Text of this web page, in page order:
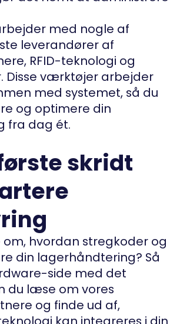
med nogle af
leverandører af
RFID-teknologi og
Disse værktøjer arbejder
med systemet, så du
og optimere din
fra dag ét.
skridt
om, hvordan stregkoder og
din lagerhåndtering? Så
side med det
du læse om vores
og finde ud af,